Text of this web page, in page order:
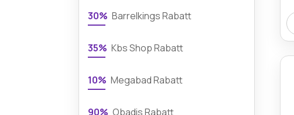
30% Barrelkings Rabatt
35% Kbs Shop Rabatt
10% Megabad Rabatt
90% Obadis Rabatt